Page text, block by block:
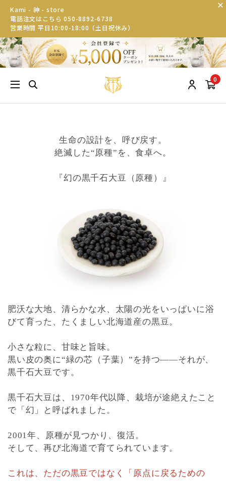
Kami - 神 - store
電話注文はこちら 050-8892-6738
営業時間 平日10:00-18:00（土日祝休み）
0
生命の設計を、呼び戻す。
絶滅した“原種”を、食卓へ。
『幻の黒千石大豆（原種）』
肥沃な大地、清らかな水、太陽の光をいっぱいに浴
びて育った、たくましい北海道産の黒豆。
小さな粒に、甘味と旨味。
黒い皮の奥に“緑の芯（子葉）”を持つ――それが、
黒千石大豆です。
黒千石大豆は、1970年代以降、栽培が途絶えたこと
で「幻」と呼ばれました。
2001年、原種が見つかり、復活。
そして、再び北海道で育てられています。
これは、ただの黒豆ではなく「原点に戻るための